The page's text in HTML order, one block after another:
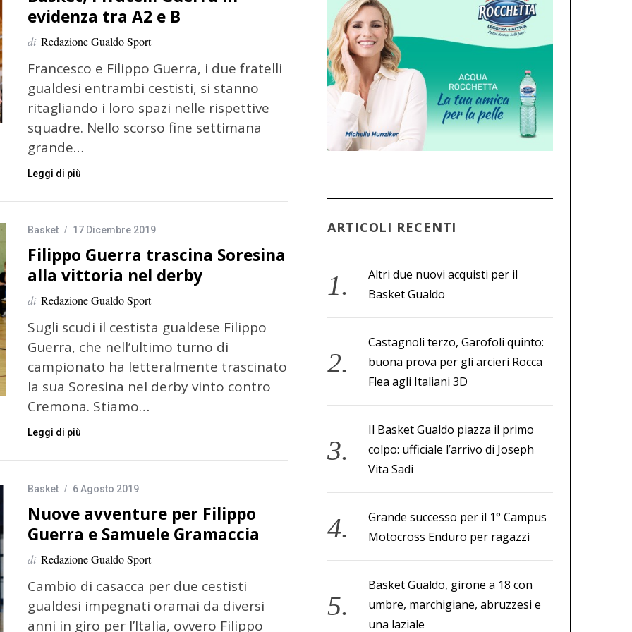
evidenza tra A2 e B
di Redazione Gualdo Sport
Francesco e Filippo Guerra, i due fratelli
gualdesi entrambi cestisti, si stanno
ritagliando i loro spazi nelle rispettive
squadre. Nello scorso fine settimana
grande…
Leggi di più
Basket 17 Dicembre 2019
Filippo Guerra trascina Soresina
alla vittoria nel derby
di Redazione Gualdo Sport
Sugli scudi il cestista gualdese Filippo
Guerra, che nell’ultimo turno di
campionato ha letteralmente trascinato
la sua Soresina nel derby vinto contro
Cremona. Stiamo…
Leggi di più
Basket 6 Agosto 2019
Nuove avventure per Filippo
Guerra e Samuele Gramaccia
di Redazione Gualdo Sport
Cambio di casacca per due cestisti
gualdesi impegnati oramai da diversi
anni in giro per l’Italia, ovvero Filippo
ARTICOLI RECENTI
Altri due nuovi acquisti per il
Basket Gualdo
Castagnoli terzo, Garofoli quinto:
buona prova per gli arcieri Rocca
Flea agli Italiani 3D
Il Basket Gualdo piazza il primo
colpo: ufficiale l’arrivo di Joseph
Vita Sadi
Grande successo per il 1° Campus
Motocross Enduro per ragazzi
Basket Gualdo, girone a 18 con
umbre, marchigiane, abruzzesi e
una laziale